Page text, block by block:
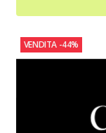
VENDITA -44%